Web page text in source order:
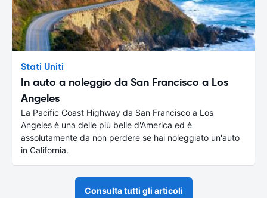
Stati Uniti
In auto a noleggio da San Francisco a Los
Angeles
La Pacific Coast Highway da San Francisco a Los
Angeles è una delle più belle d'America ed è
assolutamente da non perdere se hai noleggiato un'auto
in California.
Consulta tutti gli articoli